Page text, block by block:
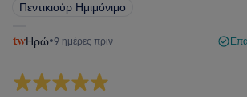
Πεντικιούρ Ημιμόνιμο
Ηρώ•9 ημέρες πριν